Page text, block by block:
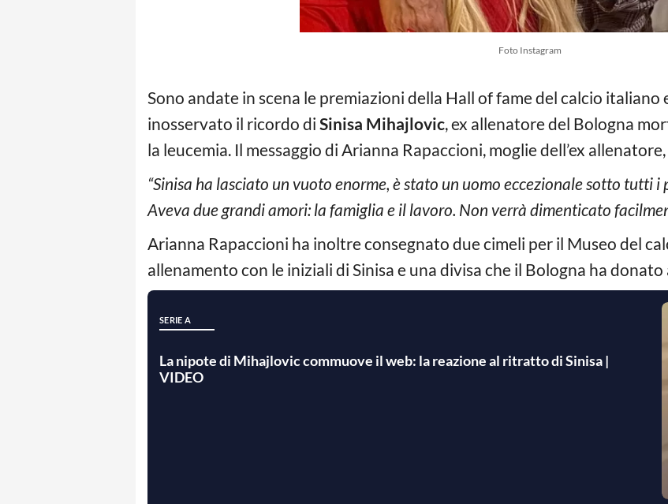
Foto Instagram
Sono andate in scena le premiazioni della Hall of fame del calcio
inosservato il ricordo di Sinisa Mihajlovic, ex allenatore del Bologna
la leucemia. Il messaggio di Arianna Rapaccioni, moglie dell’ex
“Sinisa ha lasciato un vuoto enorme, è stato un uomo eccezionale sotto tutti
Aveva due grandi amori: la famiglia e il lavoro. Non verrà dimenticato
Arianna Rapaccioni ha inoltre consegnato due cimeli per il Museo del
allenamento con le iniziali di Sinisa e una divisa che il Bologna ha donato
SERIE A
La nipote di Mihajlovic commuove il web: la reazione al ritratto di Sinisa |
VIDEO